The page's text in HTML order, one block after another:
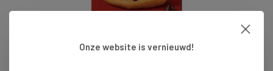
Onze website is vernieuwd!